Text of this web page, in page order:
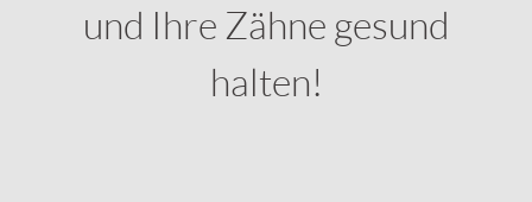
und Ihre Zähne gesund
halten!